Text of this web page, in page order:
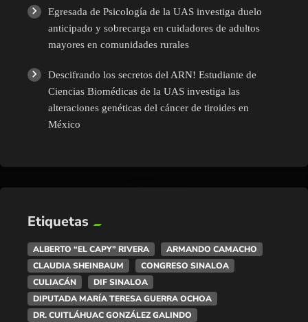
Egresada de Psicología de la UAS investiga duelo
anticipado y sobrecarga en cuidadores de adultos
mayores en comunidades rurales
Descifrando los secretos del ARN! Estudiante de
Ciencias Biomédicas de la UAS investiga las
alteraciones genéticas del cáncer de tiroides en
México
Etiquetas
ALBERTO “EL CAPY” RIVERA
ARMANDO CAMACHO
CLAUDIA SHEINBAUM
CONGRESO SINALOA
CULIACÁN
DIF SINALOA
DIPUTADA MARÍA TERESA GUERRA OCHOA
DR. CUITLÁHUAC GONZÁLEZ GALINDO